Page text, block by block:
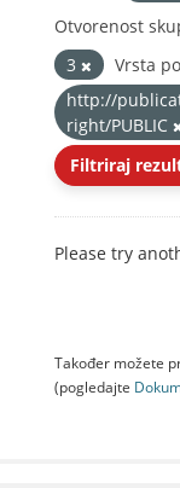
Otvorenost
3
Vrsta
http://
right/PUBLIC
Filtriraj
Please try
Također možete
(pogledajte